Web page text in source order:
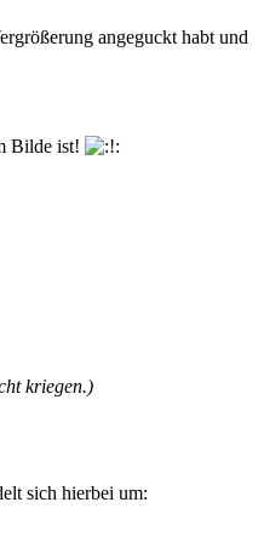
angeguckt habt und
Bilde ist!
kriegen.)
sich hierbei um: